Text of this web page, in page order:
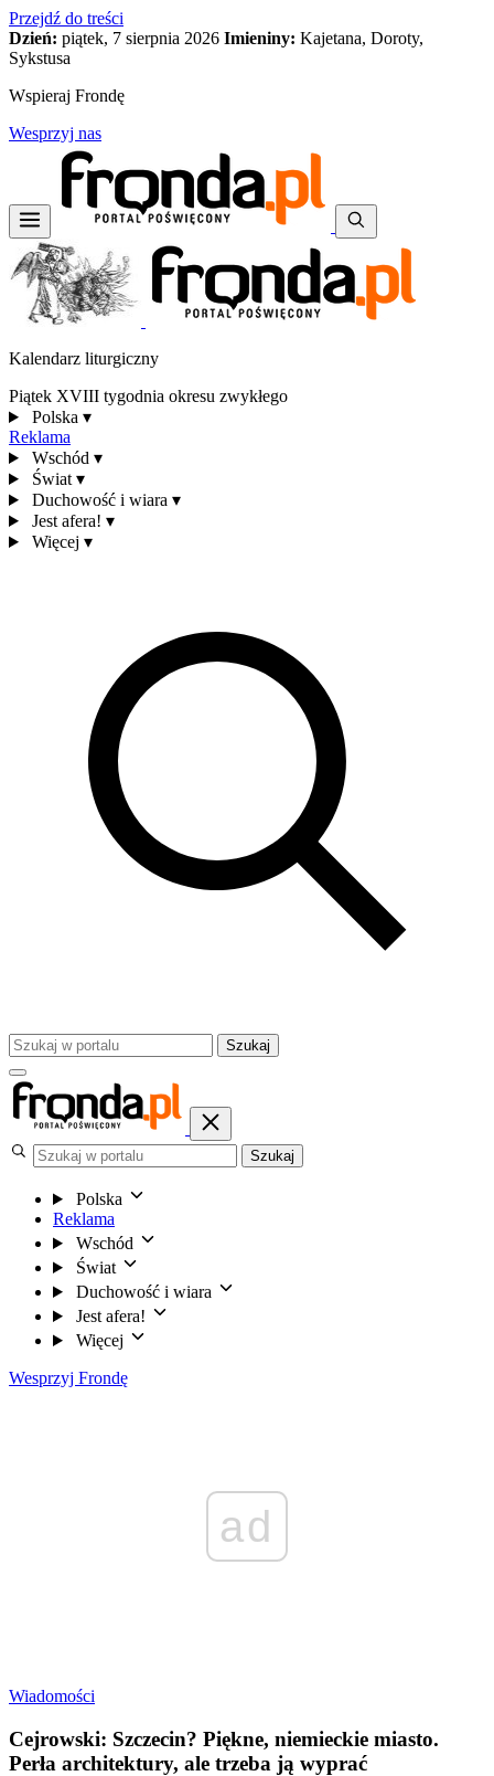
Przejdź do treści
Dzień: piątek, 7 sierpnia 2026 Imieniny: Kajetana, Doroty,
Sykstusa
Wspieraj Frondę
Wesprzyj nas
Kalendarz liturgiczny
Piątek XVIII tygodnia okresu zwykłego
Polska ▾
Reklama
Wschód ▾
Świat ▾
Duchowość i wiara ▾
Jest afera! ▾
Więcej ▾
Szukaj
Szukaj
Polska
Reklama
Wschód
Świat
Duchowość i wiara
Jest afera!
Więcej
Wesprzyj Frondę
ad
Wiadomości
Cejrowski: Szczecin? Piękne, niemieckie miasto.
Perła architektury, ale trzeba ją wyprać